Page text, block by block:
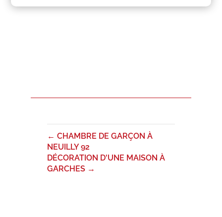
← CHAMBRE DE GARÇON À
NEUILLY 92
DÉCORATION D'UNE MAISON À
GARCHES→